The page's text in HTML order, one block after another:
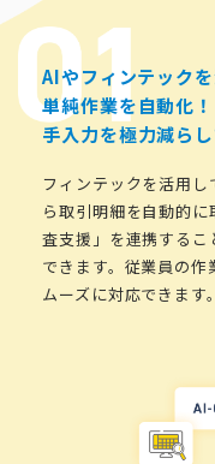
AIやフィンテックを
単純作業を自動化！
手入力を極力減ら
フィンテックを活用
ら取引明細を自動的
査支援」を連携する
できます。従業員の作
ムーズに対応できます。